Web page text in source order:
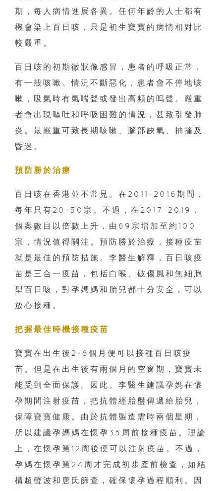
期，每人病情進展各異。任何年齡的人士都有
機會染上百日咳，只是初生寶寶的病情相對比
較嚴重。
百日咳的初期徵狀像感冒，患者的呼吸正常，
有一般咳嗽。情況不斷惡化，患者會不停地咳
嗽，吸氣時有氣喘聲或發出高頻的嗚聲。嚴重
者會出現嘔吐和呼吸困難的情況，甚致引發肺
炎。最嚴重可致長期咳嗽、腦部缺氧、抽搐及
昏迷。
預防勝於治療
百日咳在香港並不常見。在2011-2016期間，
每年只有20-50宗。不過，在2017-2019，
個案數目以倍數上升，由69宗增加至約100
宗，情況值得關注。預防勝於治療，接種疫苗
就是最佳的預防措施。李醫生解釋，百日咳疫
苗是三合一疫苗，包括白喉、破傷風和無細胞
型百日咳，對孕媽媽和胎兒都十分安全，可以
放心接種。
把握最佳時機接種疫苗
寶寶在出生後2-6個月便可以接種百日咳疫
苗。但是在出生後有兩個月的空窗期，寶寶未
能受到全面保護。因此。李醫生建議孕媽在懷
孕期間注射疫苗，把抗體經胎盤傳遞給胎兒，
保障寶寶健康。由於抗體製造需時兩個星期，
所以建議孕媽媽在懷孕35周前接種疫苗。理論
上，在懷孕第12周後便可以注射疫苗。不過，
孕媽在懷孕第24周才完成初步產前檢查，如結
構超聲波和唐氏篩查，確保懷孕過程順利。因